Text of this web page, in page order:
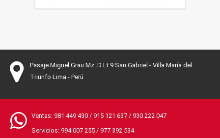
Pasaje Miguel Grau Mz. D Lt.9 San Gabriel - Villa María del
Triunfo Lima - Perú
Ventas: 981 449 430 / 915 121 637 / 930 222 047
Servicios: 994 007 255 / 977 392 534